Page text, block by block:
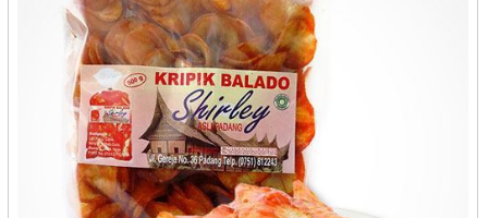
Immanuel - Makasar
Indolia - Cilacap
Indra Multi Produk - Cirebon
Intip - Medan
Istana Briliant - Semarang
Istana Oleh Oleh Brillian - Semarang
Isty Food (AIIS) - Banjarbaru
Itik Lado Mudo Ngarai - Padang